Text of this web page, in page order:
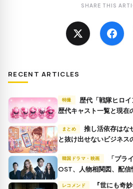
SHARE THIS
RECENT ARTICLES
特撮
歴代キャスト一覧と現在
まとめ
推し活依存はなぜ起きる？有名人崇拝症候群
と抜け出せないビジネス
韓国ドラマ・映画
OST、人物相関図、配信
レコメンド